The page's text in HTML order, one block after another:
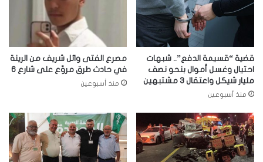
قضية “قسيمة الدفع”.. شبهات
احتيال وغسل أموال بنحو نصف
مليار شيكل واعتقال 3 مشتبهين
منذ أسبوعين
مصرع الفتى وائل شريف من الرينة
في حادث طرق مروّع على شارع 6
منذ أسبوعين